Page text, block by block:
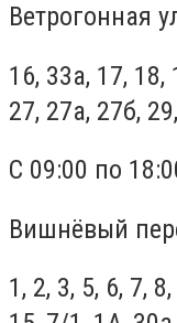
Ветрогонная
16, 33а, 17, 18,
27, 27а, 27б,
С 09:00 по
Вишнёвый
1, 2, 3, 5, 6, 7,